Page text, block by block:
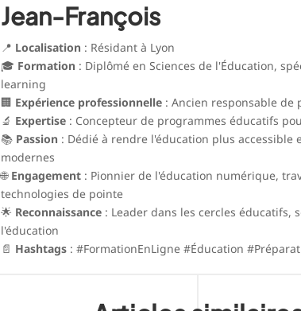
Jean-François
📍 Localisation : Résidant à Lyon
🎓 Formation : Diplômé en Sciences de l'Éducation,
learning
🏢 Expérience professionnelle : Ancien responsable de
🔬 Expertise : Concepteur de programmes éducatifs
📚 Passion : Dédié à rendre l'éducation plus
modernes
🌐 Engagement : Pionnier de l'éducation numérique,
technologies de pointe
🌟 Reconnaissance : Leader dans les cercles
l'éducation
📄 Hashtags : #FormationEnLigne #Éducation